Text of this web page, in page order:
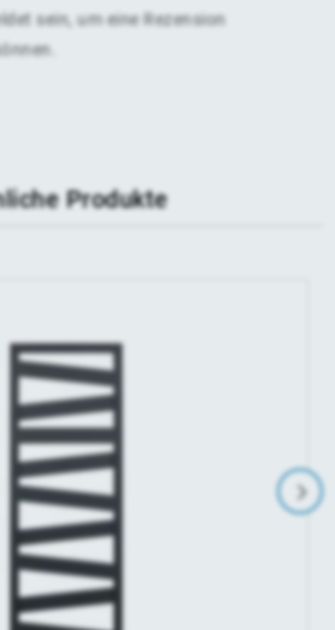
sein, um eine Rezension
Produkte